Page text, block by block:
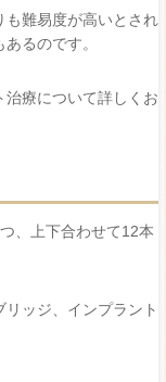
も難易度が高いとされ
るのです。
治療について詳しくお
、上下合わせて12本
ッジ、インプラント